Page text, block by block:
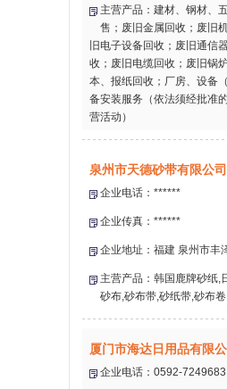
主营产品：建材、钢材、
售；废旧金属回收；废旧
旧电子设备回收；废旧通信
收；废旧电缆回收；废旧锅
本、报纸回收；厂房、设备
备安装服务（依法须经批准
营活动）
泉州市天德砂带有限公
企业电话：******
企业传真：******
企业地址：福建 泉州市丰
主营产品：韩国鹿牌砂纸,
砂布,砂布带,砂纸带,砂布卷
厦门市海达日用品有限公
企业电话：0592-